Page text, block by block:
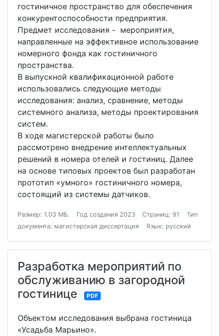
гостиничное пространство для обеспечения
конкурентоспособности предприятия.
Предмет исследования - мероприятия,
направленные на эффективное использование
номерного фонда как гостиничного
пространства.
В выпускной квалификационной работе
использовались следующие методы
исследования: анализ, сравнение, методы
системного анализа, методы проектирования
систем.
В ходе магистерской работы было
рассмотрено внедрение интеллектуальных
решений в номера отелей и гостиниц. Далее
на основе типовых проектов был разработан
прототип «умного» гостиничного номера,
состоящий из системы датчиков.
Размер: 1.03 МБ. Год создания 2023 Страниц: 91
Тип
документа: магистерская диссертация
Язык: русский
Разработка мероприятий по
обслуживанию в загородной
гостинице
PDF
Объектом исследования выбрана гостиница
«Усадьба Марьино».